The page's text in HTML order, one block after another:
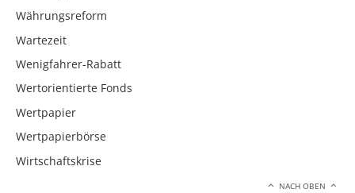
Währungsreform
Wartezeit
Wenigfahrer-Rabatt
Wertorientierte Fonds
Wertpapier
Wertpapierbörse
Wirtschaftskrise
NACH OBEN